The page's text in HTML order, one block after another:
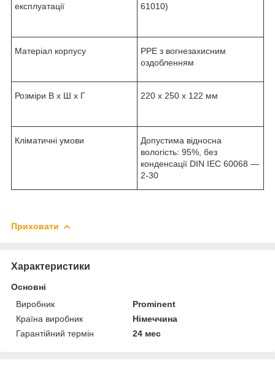
експлуатації
61010)
Матеріал корпусу
PPE з вогнезахисним
оздобленням
Розміри В x Ш x Г 220 x 250 x 122 мм
Кліматичні умови
Допустима відносна
вологість: 95%, без
конденсації DIN IEC 60068 —
2-30
Приховати
Характеристики
Основні
Виробник
Prominent
Країна виробник
Німеччина
Гарантійний термін
24 мес